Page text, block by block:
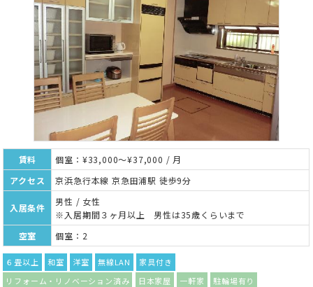
賃料
個室：¥33,000～¥37,000 / 月
アクセス
京浜急行本線 京急田浦駅 徒歩9分
入居条件
男性 / 女性
※入居期間３ヶ月以上 男性は35歳くらいまで
空室
個室：2
６畳以上 和室 洋室 無線LAN
家具付き
リフォーム・リノベーション済み
日本家屋 一軒家
駐輪場有り